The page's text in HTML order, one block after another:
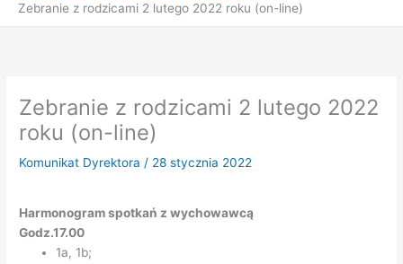
Zebranie z rodzicami 2 lutego 2022 roku (on-line)
Zebranie z rodzicami 2 lutego 2022
roku (on-line)
Komunikat Dyrektora / 28 stycznia 2022
Harmonogram spotkań z wychowawcą
Godz.17.00
1a, 1b;